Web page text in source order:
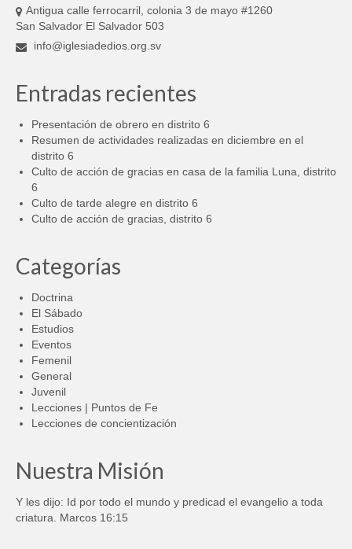
Antigua calle ferrocarril, colonia 3 de mayo #1260
San Salvador El Salvador 503
info@iglesiadedios.org.sv
Entradas recientes
Presentación de obrero en distrito 6
Resumen de actividades realizadas en diciembre en el
distrito 6
Culto de acción de gracias en casa de la familia Luna, distrito
6
Culto de tarde alegre en distrito 6
Culto de acción de gracias, distrito 6
Categorías
Doctrina
El Sábado
Estudios
Eventos
Femenil
General
Juvenil
Lecciones | Puntos de Fe
Lecciones de concientización
Nuestra Misión
Y les dijo: Id por todo el mundo y predicad el evangelio a toda
criatura. Marcos 16:15